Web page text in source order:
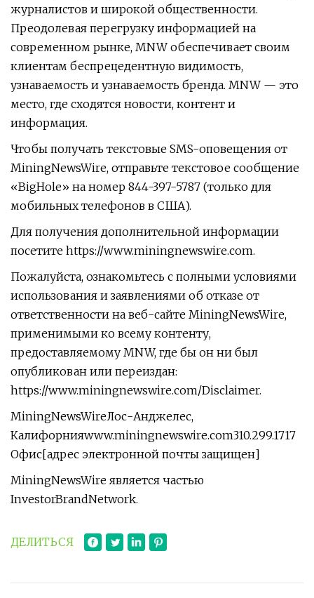
журналистов и широкой общественности.
Преодолевая перегрузку информацией на
современном рынке, MNW обеспечивает своим
клиентам беспрецедентную видимость,
узнаваемость и узнаваемость бренда. MNW — это
место, где сходятся новости, контент и
информация.
Чтобы получать текстовые SMS-оповещения от
MiningNewsWire, отправьте текстовое сообщение
«BigHole» на номер 844-397-5787 (только для
мобильных телефонов в США).
Для получения дополнительной информации
посетите https://www.miningnewswire.com.
Пожалуйста, ознакомьтесь с полными условиями
использования и заявлениями об отказе от
ответственности на веб-сайте MiningNewsWire,
применимыми ко всему контенту,
предоставляемому MNW, где бы он ни был
опубликован или переиздан:
https://www.miningnewswire.com/Disclaimer.
MiningNewsWireЛос-Анджелес,
Калифорнияwww.miningnewswire.com310.299.1717
Офис[адрес электронной почты защищен]
MiningNewsWire является частью
InvestorBrandNetwork.
ДЕЛИТЬСЯ